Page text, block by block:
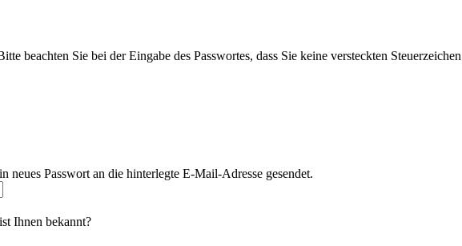
beachten Sie bei der Eingabe des Passwortes, dass Sie keine versteckten
neues Passwort an die hinterlegte E-Mail-Adresse gesendet.
Ihnen bekannt?